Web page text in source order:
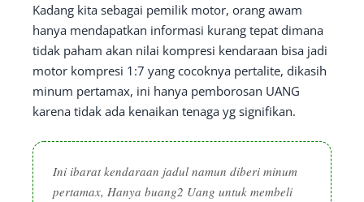
Kadang kita sebagai pemilik motor, orang awam
hanya mendapatkan informasi kurang tepat dimana
tidak paham akan nilai kompresi kendaraan bisa jadi
motor kompresi 1:7 yang cocoknya pertalite, dikasih
minum pertamax, ini hanya pemborosan UANG
karena tidak ada kenaikan tenaga yg signifikan.
Ini ibarat kendaraan jadul namun diberi minum
pertamax, Hanya buang2 Uang untuk membeli